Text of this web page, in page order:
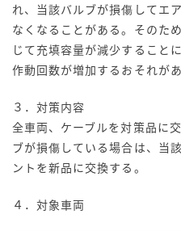
れ、当該バルブが損傷してエ
なくなることがある。そのた
じて充填容量が減少すること
作動回数が増加するおそれがあ
３．対策内容
全車両、ケーブルを対策品に
ブが損傷している場合は、当
ントを新品に交換する。
４．対象車両